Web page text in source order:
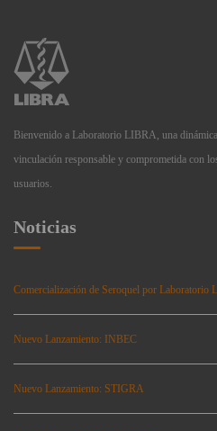
Bienvenido a Laboratorio LIBRA, una
vinculación responsable y comprometida con
usuarios.
Noticias
Comercialización de Seroquel por Laboratorio
Nuevo Lanzamiento: INBEC
Nuevo Lanzamiento: STIGRA